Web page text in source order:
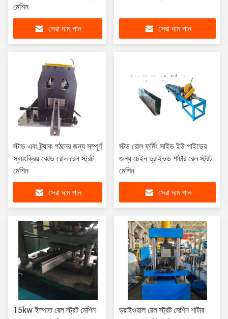
মেশিন
সেরা দাম পান সেরা দাম পান
স্টাড এবং ট্র্যাক গঠনের জন্য সম্পূর্ণ
স্বয়ংক্রিয় কোল্ড রোল রেল স্ট্রট
মেশিন
সেরা দাম পান
স্টড রোল ফর্মিং সাইড ইউ গাইডের
জন্য চেইন ড্রাইভড শাটার রেল স্ট্রট
মেশিন
সেরা দাম পান
15kw ইস্পাত রেল স্ট্রট মেশিন
ড্রাইওয়াল রেল স্ট্রট মেশিন শাটার